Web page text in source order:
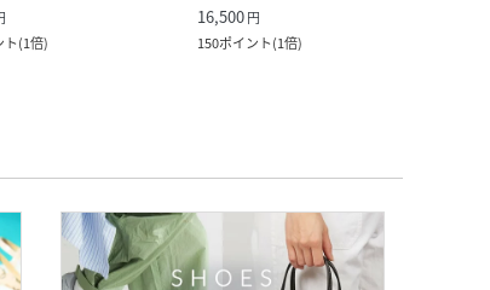
(1倍)
16,500円
150ポイント(1倍)